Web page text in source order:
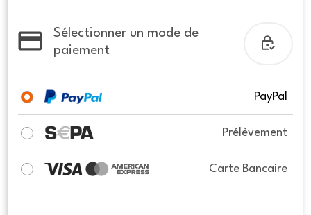
Sélectionner un mode de
paiement
PayPal
Prélèvement
Carte Bancaire